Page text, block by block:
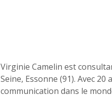
Virginie Camelin est
Seine, Essonne (91). Avec
communication dans le